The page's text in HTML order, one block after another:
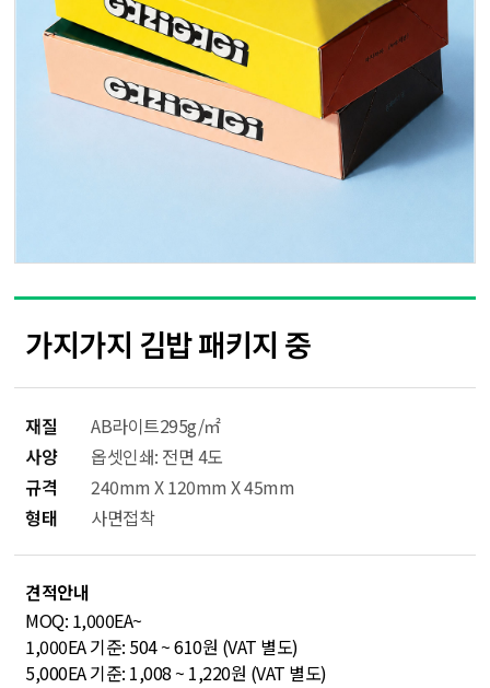
가지가지 김밥 패키지 중
재질
AB라이트295g/㎡
사양
옵셋인쇄: 전면 4도
규격
240mm X 120mm X 45mm
형태
사면접착
견적안내
MOQ: 1,000EA~
1,000EA 기준: 504 ~ 610원 (VAT 별도)
5,000EA 기준: 1,008 ~ 1,220원 (VAT 별도)